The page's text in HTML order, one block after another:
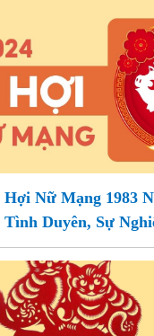
Nữ Mạng 1983
Duyên, Sự